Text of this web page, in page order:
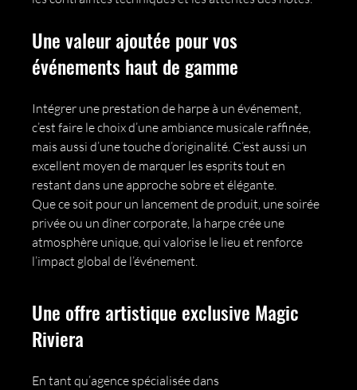
Une valeur ajoutée pour vos
événements haut de gamme
Intégrer une prestation de harpe à un événement,
c’est faire le choix d’une ambiance musicale raffinée,
mais aussi d’une touche d’originalité. C’est aussi un
excellent moyen de marquer les esprits tout en
restant dans une approche sobre et élégante.
Que ce soit pour un lancement de produit, une soirée
privée ou un dîner corporate, la harpe crée une
atmosphère unique, qui valorise le lieu et renforce
l’impact global de l’événement.
Une offre artistique exclusive Magic
Riviera
En tant qu’agence spécialisée dans